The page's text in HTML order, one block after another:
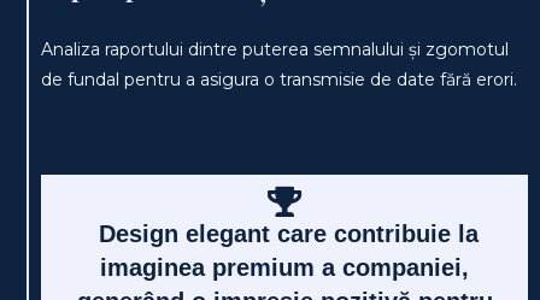
Specificații Tehnice &
Control
Aspect profesional și modern
Analiza raportului dintre puterea semnalului și zgomotul
de fundal pentru a asigura o transmisie de date fără erori.